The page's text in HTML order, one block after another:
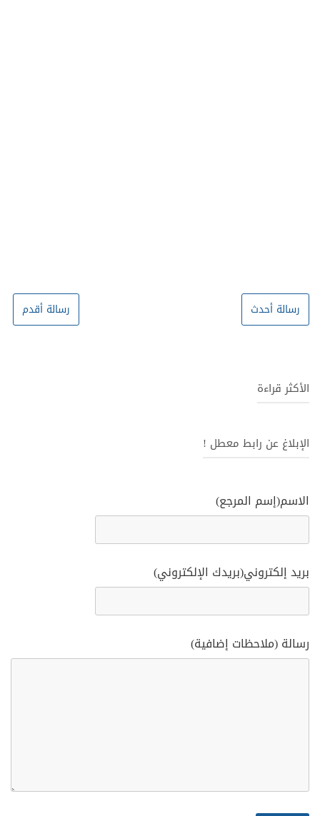
رسالة أحدث رسالة أقدم
الأكثر قراءة
الإبلاغ عن رابط معطل !
الاسم(إسم المرجع)
بريد إلكتروني(بريدك الإلكتروني)
رسالة (ملاحظات إضافية)